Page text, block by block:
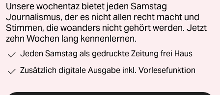
Unsere wochentaz bietet jeden Samstag
Journalismus, der es nicht allen recht macht und
Stimmen, die woanders nicht gehört werden. Jetzt
zehn Wochen lang kennenlernen.
Jeden Samstag als gedruckte Zeitung frei Haus
Zusätzlich digitale Ausgabe inkl. Vorlesefunktion